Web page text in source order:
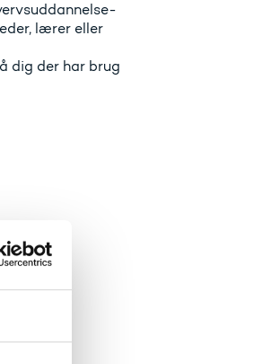
lærer eller
dig der har brug
i deres